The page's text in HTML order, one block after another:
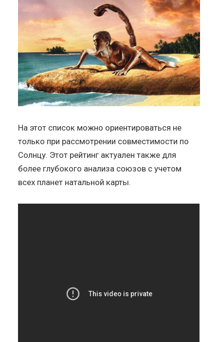
На этот список можно ориентироваться не
только при рассмотрении совместимости по
Солнцу. Этот рейтинг актуален также для
более глубокого анализа союзов с учетом
всех планет натальной карты.